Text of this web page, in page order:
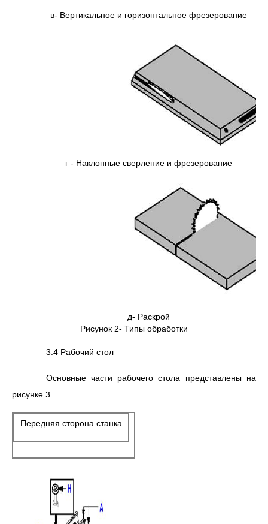
в- Вертикальное и горизонтальное фрезерование
г - Наклонные сверление и фрезерование
д- Раскрой
Рисунок 2- Типы обработки
3.4 Рабочий стол
Основные части рабочего стола представлены на
рисунке 3.
Передняя сторона станка